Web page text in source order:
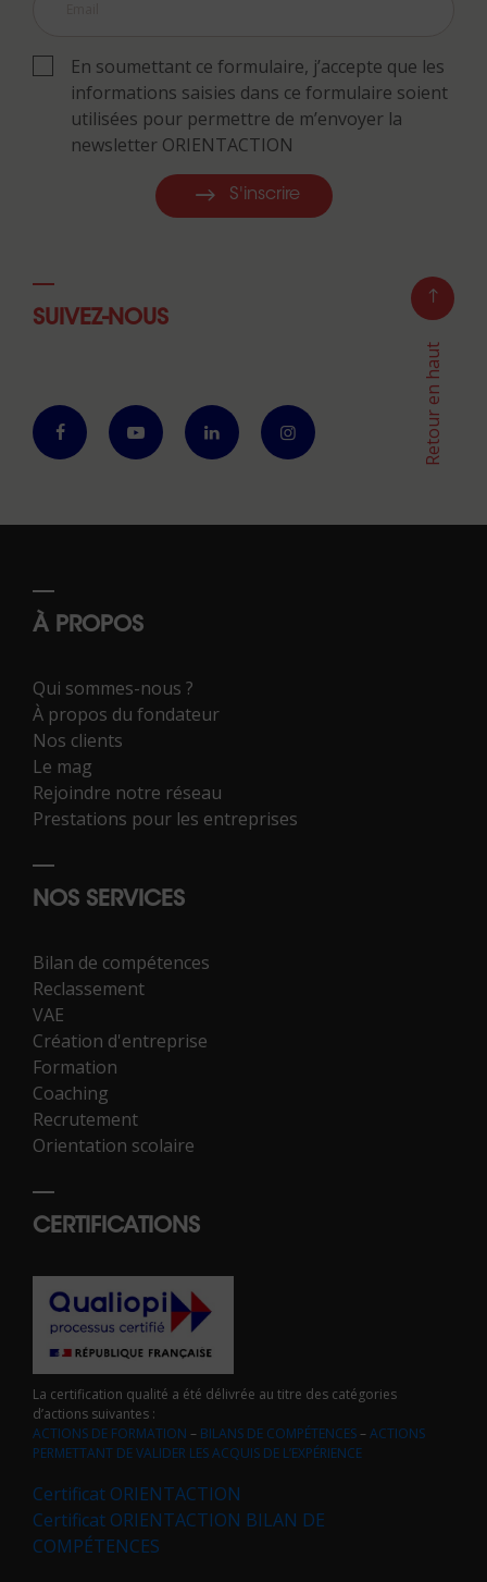
En soumettant ce formulaire, j’accepte que les
informations saisies dans ce formulaire soient
utilisées pour permettre de m’envoyer la
newsletter ORIENTACTION
S'inscrire
SUIVEZ-NOUS
Retour en haut
À PROPOS
Qui sommes-nous ?
À propos du fondateur
Nos clients
Le mag
Rejoindre notre réseau
Prestations pour les entreprises
NOS SERVICES
Bilan de compétences
Reclassement
VAE
Création d'entreprise
Formation
Coaching
Recrutement
Orientation scolaire
CERTIFICATIONS
La certification qualité a été délivrée au titre des catégories
d’actions suivantes :
ACTIONS DE FORMATION – BILANS DE COMPÉTENCES–ACTIONS
PERMETTANT DE VALIDER LES ACQUIS DE L’EXPÉRIENCE
Certificat ORIENTACTION
Certificat ORIENTACTION BILAN DE
COMPÉTENCES